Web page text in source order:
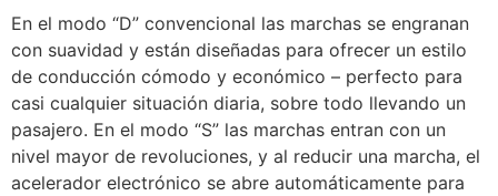
En el modo “D” convencional las marchas se engranan
con suavidad y están diseñadas para ofrecer un estilo
de conducción cómodo y económico – perfecto para
casi cualquier situación diaria, sobre todo llevando un
pasajero. En el modo “S” las marchas entran con un
nivel mayor de revoluciones, y al reducir una marcha, el
acelerador electrónico se abre automáticamente para